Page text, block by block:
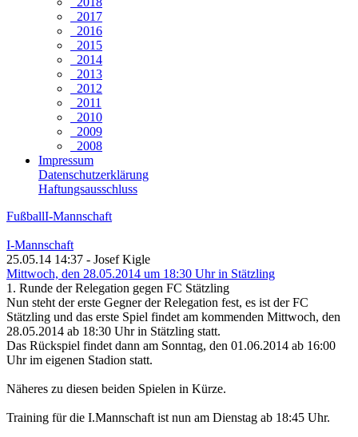
2017
2016
2015
2014
2013
2012
2011
2010
2009
2008
Impressum
Datenschutzerklärung
Haftungsausschluss
FußballI-Mannschaft
I-Mannschaft
25.05.14 14:37 - Josef Kigle
Mittwoch, den 28.05.2014 um 18:30 Uhr in Stätzling
1. Runde der Relegation gegen FC Stätzling
Nun steht der erste Gegner der Relegation fest, es ist der FC
Stätzling und das erste Spiel findet am kommenden Mittwoch, den
28.05.2014 ab 18:30 Uhr in Stätzling statt.
Das Rückspiel findet dann am Sonntag, den 01.06.2014 ab 16:00
Uhr im eigenen Stadion statt.
Näheres zu diesen beiden Spielen in Kürze.
Training für die I.Mannschaft ist nun am Dienstag ab 18:45 Uhr.